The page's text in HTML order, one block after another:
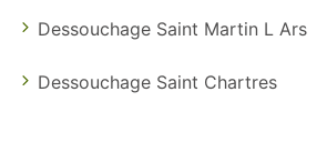
Dessouchage Saint Martin L Ars
Dessouchage Saint Chartres